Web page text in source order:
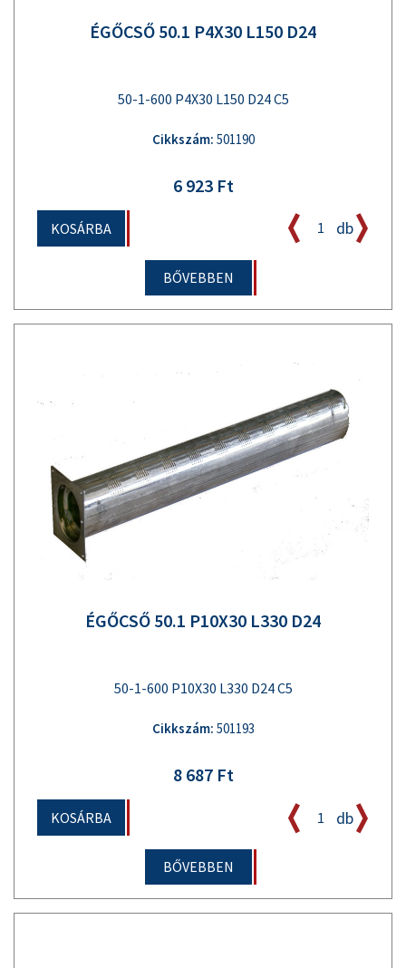
ÉGŐCSŐ 50.1 P4X30 L150 D24
50-1-600 P4X30 L150 D24 C5
Cikkszám: 501190
6 923 Ft
KOSÁRBA db
BŐVEBBEN
ÉGŐCSŐ 50.1 P10X30 L330 D24
50-1-600 P10X30 L330 D24 C5
Cikkszám: 501193
8 687 Ft
KOSÁRBA db
BŐVEBBEN